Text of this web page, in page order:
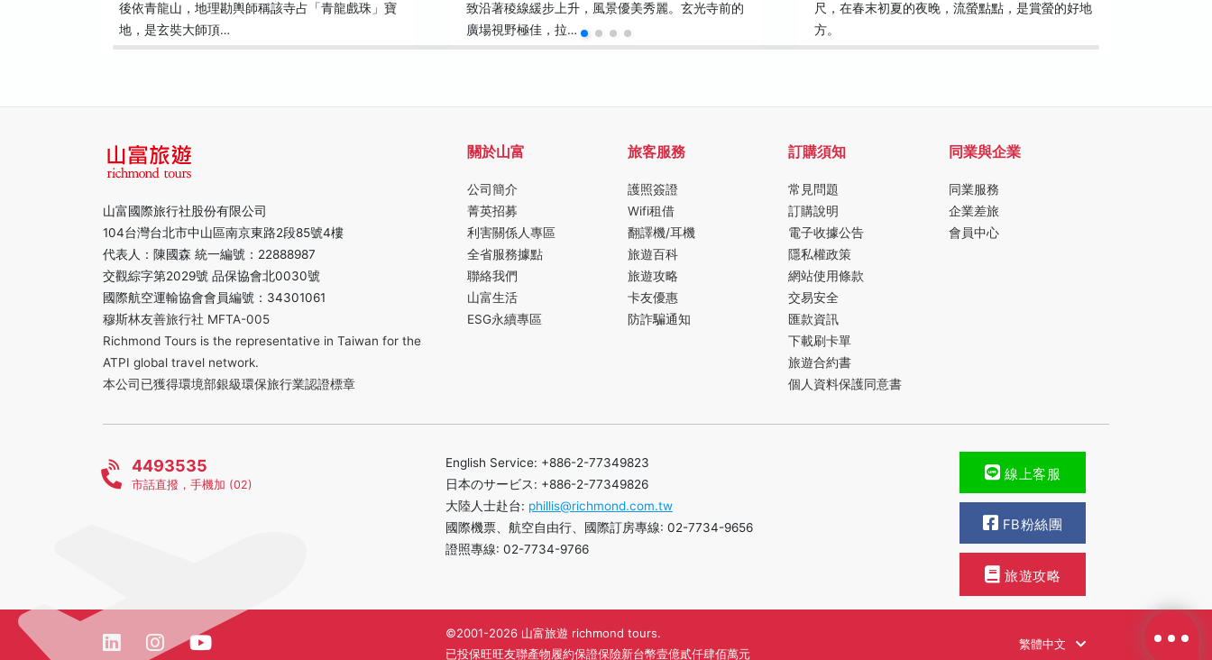
後依青龍山，地理勘輿師稱該寺占「青龍戲珠」寶
地，是玄奘大師頂…
致沿著稜線緩步上升，風景優美秀麗。玄光寺前的
廣場視野極佳，拉…
尺，在春末初夏的夜晚，流螢點點，是賞螢的好地
方。
山富國際旅行社股份有限公司
104台灣台北市中山區南京東路2段85號4樓
代表人：陳國森 統一編號：22888987
交觀綜字第2029號 品保協會北0030號
國際航空運輸協會會員編號：34301061
穆斯林友善旅行社 MFTA-005
Richmond Tours is the representative in Taiwan for the
ATPI global travel network.
本公司已獲得環境部銀級環保旅行業認證標章
關於山富
公司簡介
菁英招募
利害關係人專區
全省服務據點
聯絡我們
山富生活
ESG永續專區
旅客服務
護照簽證
Wifi租借
翻譯機/耳機
旅遊百科
旅遊攻略
卡友優惠
防詐騙通知
訂購須知
常見問題
訂購說明
電子收據公告
隱私權政策
網站使用條款
交易安全
匯款資訊
下載刷卡單
旅遊合約書
個人資料保護同意書
同業與企業
同業服務
企業差旅
會員中心
4493535
市話直撥，手機加 (02)
English Service: +886-2-77349823
日本のサービス: +886-2-77349826
大陸人士赴台: phillis@richmond.com.tw
國際機票、航空自由行、國際訂房專線: 02-7734-9656
證照專線: 02-7734-9766
線上客服
FB粉絲團
旅遊攻略
©2001-2026 山富旅遊 richmond tours.
已投保旺旺友聯產物履約保證保險新台幣壹億貳仟肆佰萬元
繁體中文